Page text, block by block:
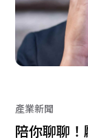
產業新聞
陪你聊聊